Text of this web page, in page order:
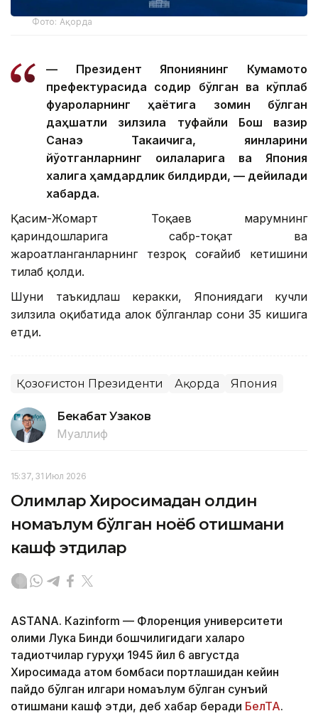
Фото: Ақорда
— Президент Япониянинг Кумамото
префектурасида содир бўлган ва кўплаб
фуқароларнинг ҳаётига зомин бўлган
даҳшатли зилзила туфайли Бош вазир
Санаэ Такаичига, яқинларини
йўқотганларнинг оилаларига ва Япония
халқига ҳамдардлик билдирди, — дейилади
хабарда.
Қасим-Жомарт Тоқаев марҳумнинг
қариндошларига сабр-тоқат ва
жароҳатланганларнинг тезроқ соғайиб кетишини
тилаб қолди.
Шуни таъкидлаш керакки, Япониядаги кучли
зилзила оқибатида ҳалок бўлганлар сони 35 кишига
етди.
Қозоғистон Президенти Ақорда Япония
Бекабат Узаков
Муаллиф
15:37, 31 Июл 2026
Олимлар Хиросимадан олдин
номаълум бўлган ноёб қотишмани
кашф этдилар
ASTANА. Кazinform — Флоренция университети
олими Лука Бинди бошчилигидаги халқаро
тадқиқотчилар гуруҳи 1945 йил 6 августда
Хиросимада атом бомбаси портлашидан кейин
пайдо бўлган илгари номаълум бўлган сунъий
қотишмани кашф этди, деб хабар беради БелТА.